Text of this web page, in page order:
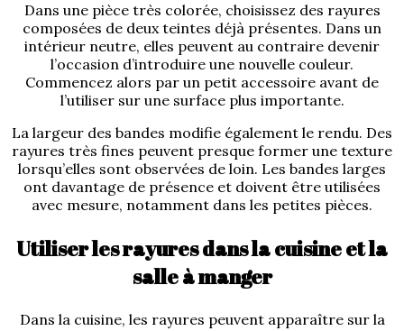
Dans une pièce très colorée, choisissez des rayures
composées de deux teintes déjà présentes. Dans un
intérieur neutre, elles peuvent au contraire devenir
l’occasion d’introduire une nouvelle couleur.
Commencez alors par un petit accessoire avant de
l’utiliser sur une surface plus importante.
La largeur des bandes modifie également le rendu. Des
rayures très fines peuvent presque former une texture
lorsqu’elles sont observées de loin. Les bandes larges
ont davantage de présence et doivent être utilisées
avec mesure, notamment dans les petites pièces.
Utiliser les rayures dans la cuisine et la
salle à manger
Dans la cuisine, les rayures peuvent apparaître sur la